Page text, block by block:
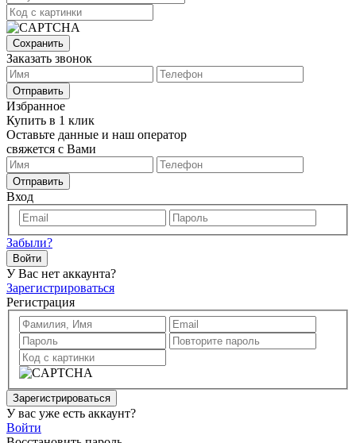
Сохранить
Заказать звонок
Отправить
Избранное
Купить в 1 клик
Оставьте данные и наш оператор
свяжется с Вами
Отправить
Вход
Забыли?
Войти
У Вас нет аккаунта?
Зарегистрироваться
Регистрация
Зарегистрироваться
У вас уже есть аккаунт?
Войти